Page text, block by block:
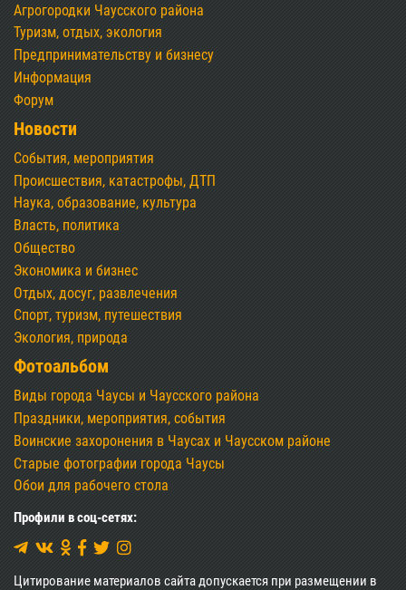
Агрогородки Чаусского района
Туризм, отдых, экология
Предпринимательству и бизнесу
Информация
Форум
Новости
События, мероприятия
Происшествия, катастрофы, ДТП
Наука, образование, культура
Власть, политика
Общество
Экономика и бизнес
Отдых, досуг, развлечения
Спорт, туризм, путешествия
Экология, природа
Фотоальбом
Виды города Чаусы и Чаусского района
Праздники, мероприятия, события
Воинские захоронения в Чаусах и Чаусском районе
Старые фотографии города Чаусы
Обои для рабочего стола
Профили в соц-сетях:
Цитирование материалов сайта допускается при размещении в